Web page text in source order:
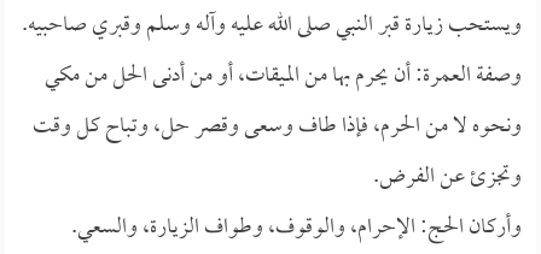
ويستحب زيارة قبر النبي صلى الله عليه وآله وسلم وقبري صاحبيه.
وصفة العمرة: أن يحرم بها من الميقات، أو من أدنى الحل من مكي
ونحوه لا من الحرم، فإذا طاف وسعى وقصر حل، وتباح كل وقت
وتجزئ عن الفرض.
وأركان الحج: الإحرام، والوقوف، وطواف الزيارة، والسعي.